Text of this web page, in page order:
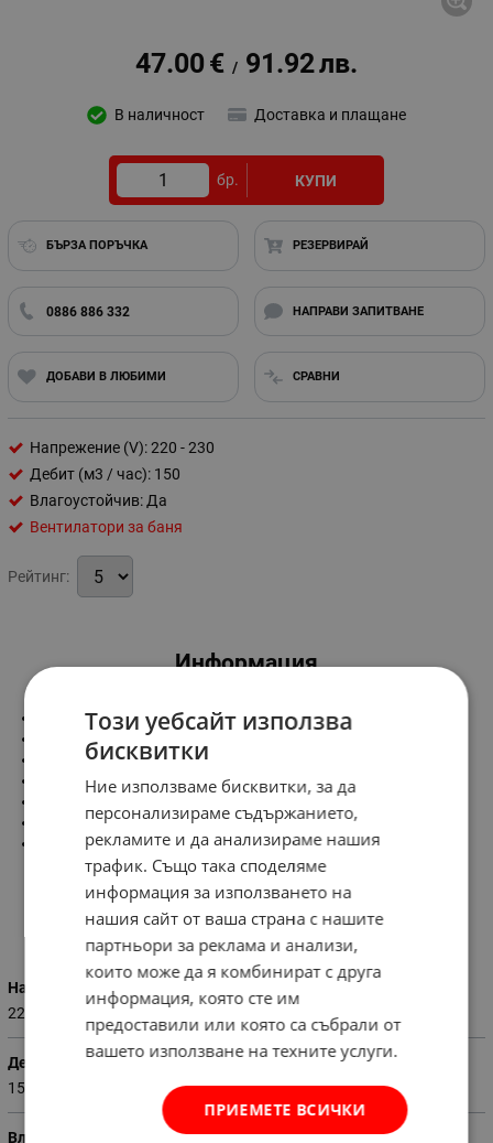
47.00 € / 91.92лв.
В наличност Доставка и плащане
бр. КУПИ
БЪРЗА ПОРЪЧКА РЕЗЕРВИРАЙ
0886 886 332 НАПРАВИ ЗАПИТВАНЕ
ДОБАВИ В ЛЮБИМИ СРАВНИ
Напрежение (V): 220 - 230
Дебит (м3 / час): 150
Влагоустойчив: Да
Вентилатори за баня
Рейтинг:
Информация
Характеристики:
Напрежение - 220V/50Hz
Обороти - 2650 об/м
Дебит - 150 м3/ч
Тегло - 0.500 кг
Характеристики
Напрежение (V)
220 - 230
Дебит (м3 / час)
150
Влагоустойчив
Този уебсайт използва
бисквитки
Ние използваме бисквитки, за да
персонализираме съдържанието,
рекламите и да анализираме нашия
трафик. Също така споделяме
информация за използването на
нашия сайт от ваша страна с нашите
партньори за реклама и анализи,
които може да я комбинират с друга
информация, която сте им
предоставили или която са събрали от
вашето използване на техните услуги.
ПРИЕМЕТЕ ВСИЧКИ